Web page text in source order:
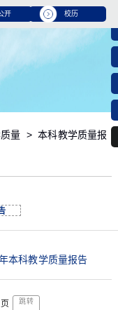
开 校历
量 >本科教学质量报
本科教学质量报告
跳转